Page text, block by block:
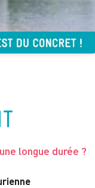
longue durée ?